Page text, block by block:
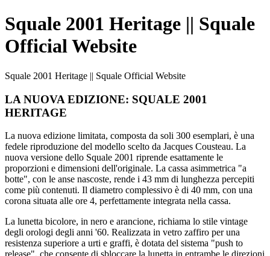
Squale 2001 Heritage || Squale
Official Website
Squale 2001 Heritage || Squale Official Website
LA NUOVA EDIZIONE: SQUALE 2001
HERITAGE
La nuova edizione limitata, composta da soli 300 esemplari, è una
fedele riproduzione del modello scelto da Jacques Cousteau. La
nuova versione dello Squale 2001 riprende esattamente le
proporzioni e dimensioni dell'originale. La cassa asimmetrica "a
botte", con le anse nascoste, rende i 43 mm di lunghezza percepiti
come più contenuti. Il diametro complessivo è di 40 mm, con una
corona situata alle ore 4, perfettamente integrata nella cassa.
La lunetta bicolore, in nero e arancione, richiama lo stile vintage
degli orologi degli anni '60. Realizzata in vetro zaffiro per una
resistenza superiore a urti e graffi, è dotata del sistema "push to